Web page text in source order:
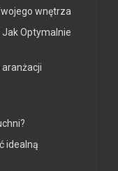
wnętrza
Jak Optymalnie
idealną